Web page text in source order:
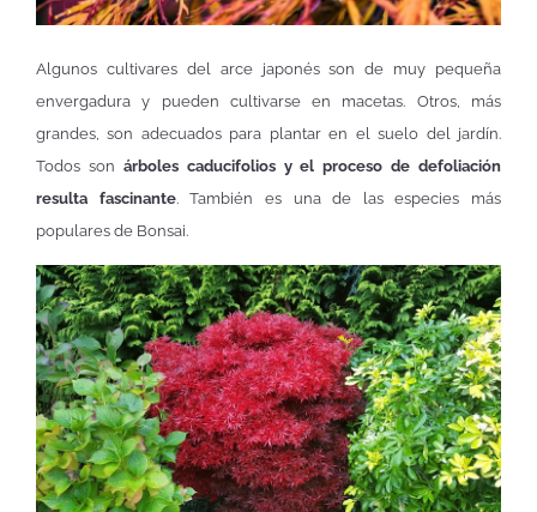
Algunos cultivares del arce japonés son de muy pequeña
envergadura y pueden cultivarse en macetas. Otros, más
grandes, son adecuados para plantar en el suelo del jardín.
Todos son árboles caducifolios y el proceso de defoliación
resulta fascinante. También es una de las especies más
populares de Bonsai.